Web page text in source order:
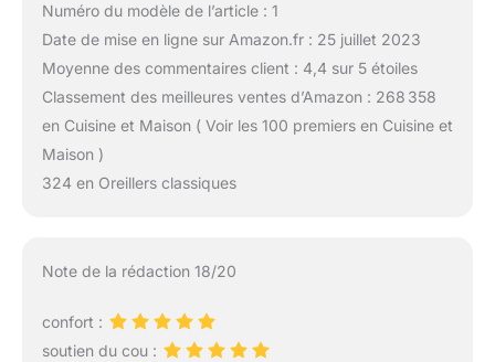
Numéro du modèle de l’article : 1
Date de mise en ligne sur Amazon.fr : 25 juillet 2023
Moyenne des commentaires client : 4,4 sur 5 étoiles
Classement des meilleures ventes d’Amazon : 268 358
en Cuisine et Maison ( Voir les 100 premiers en Cuisine et
Maison )
324 en Oreillers classiques
Note de la rédaction 18/20
confort :
soutien du cou :